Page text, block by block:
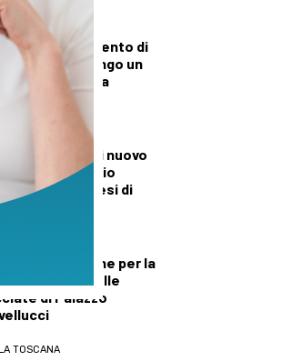
libera all’intervento di
lungo un
di via Roma a
Bandinelli nuovo
dell’ufficio
della diocesi di
mezzo milione per la
delle
di Palazzo
TOSCANA